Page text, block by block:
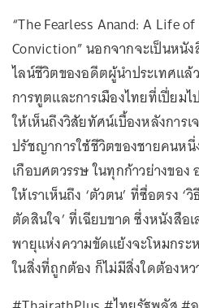
“The Fearless Anand: A Life
Conviction” นอกจากจะเป็นหนั
ไลน์ชีวิตของอดีตผู้นำประเทศแ
การทูตและการเมืองไทยที่เปี่ยมไ
ให้เห็นถึงวิสัยทัศน์เบื้องหลังการเ
ปรัชญาการใช้ชีวิตของชายคนห
เกือบศตวรรษ ในทุกก้าวย่างขอ
ให้เราเห็นถึง ‘ตัวตน’ ที่ซื่อตรง ‘
ตัดสินใจ’ ที่เฉียบขาด ซึ่งหนังสือ
พายุแห่งความขัดแย้งจะโหมกระ
ในสิ่งที่ถูกต้อง ก็ไม่มีสิ่งใดต้องห